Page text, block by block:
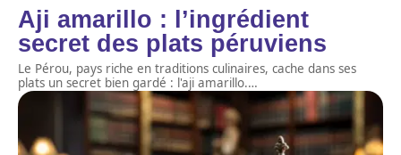
Aji amarillo : l’ingrédient
secret des plats péruviens
Le Pérou, pays riche en traditions culinaires, cache dans ses
plats un secret bien gardé : l'aji amarillo.…